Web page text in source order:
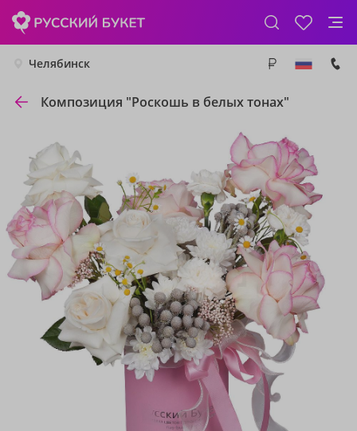
Челябинск
Композиция "Роскошь в белых тонах"